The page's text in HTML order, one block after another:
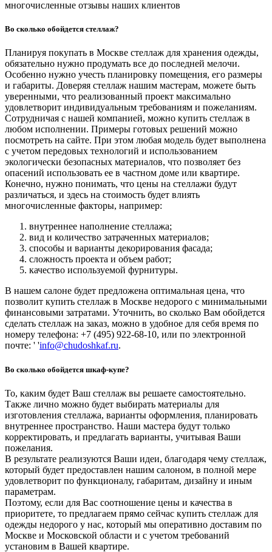
многочисленные отзывы наших клиентов
Во сколько обойдется стеллаж?
Планируя покупать в Москве стеллаж для хранения одежды,
обязательно нужно продумать все до последней мелочи.
Особенно нужно учесть планировку помещения, его размеры
и габариты. Доверяя стеллаж нашим мастерам, можете быть
уверенными, что реализованный проект максимально
удовлетворит индивидуальным требованиям и пожеланиям.
Сотрудничая с нашей компанией, можно купить стеллаж в
любом исполнении. Примеры готовых решений можно
посмотреть на сайте. При этом любая модель будет выполнена
с учетом передовых технологий и использованием
экологически безопасных материалов, что позволяет без
опасений использовать ее в частном доме или квартире.
Конечно, нужно понимать, что цены на стеллажи будут
различаться, и здесь на стоимость будет влиять
многочисленные факторы, например:
внутреннее наполнение стеллажа;
вид и количество затраченных материалов;
способы и варианты декорирования фасада;
сложность проекта и объем работ;
качество используемой фурнитуры.
В нашем салоне будет предложена оптимальная цена, что
позволит купить стеллаж в Москве недорого с минимальными
финансовыми затратами. Уточнить, во сколько Вам обойдется
сделать стеллаж на заказ, можно в удобное для себя время по
номеру телефона: +7 (495) 922-68-10, или по электронной
почте: ' 'info@chudoshkaf.ru.
Во сколько обойдется шкаф-купе?
То, каким будет Ваш стеллаж вы решаете самостоятельно.
Также лично можно будет выбирать материалы для
изготовления стеллажа, варианты оформления, планировать
внутреннее пространство. Наши мастера будут только
корректировать, и предлагать варианты, учитывая Ваши
пожелания.
В результате реализуются Ваши идеи, благодаря чему стеллаж,
который будет предоставлен нашим салоном, в полной мере
удовлетворит по функционалу, габаритам, дизайну и иным
параметрам.
Поэтому, если для Вас соотношение цены и качества в
приоритете, то предлагаем прямо сейчас купить стеллаж для
одежды недорого у нас, который мы оперативно доставим по
Москве и Московской области и с учетом требований
установим в Вашей квартире.